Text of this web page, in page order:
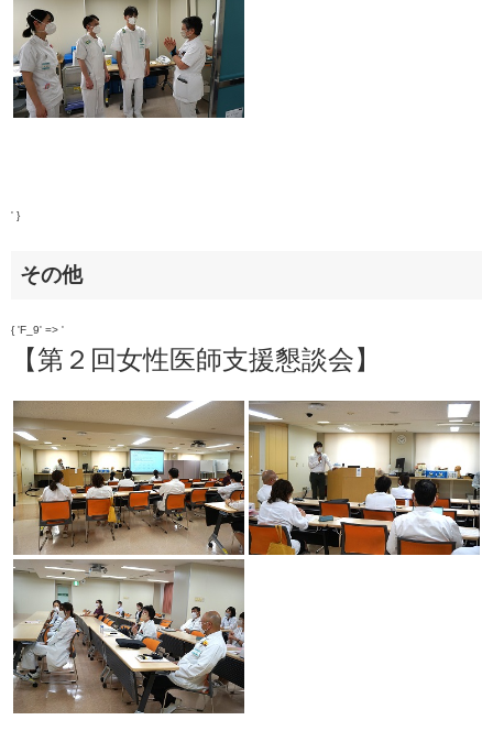
' }
その他
{ 'F_9' => '
【第２回女性医師支援懇談会】